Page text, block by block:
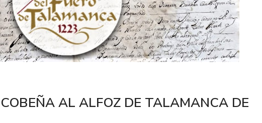
COBEÑA AL ALFOZ DE TALAMANCA DE